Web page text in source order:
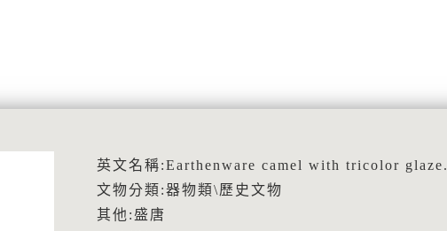
英文名稱:Earthenware camel with tricolor glaze.
文物分類:器物類\歷史文物
其他:盛唐